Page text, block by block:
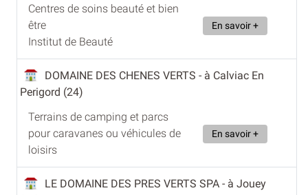
Centres de soins beauté et bien
être
Institut de Beauté
En savoir +
DOMAINE DES CHENES VERTS - à Calviac En
Perigord (24)
Terrains de camping et parcs
pour caravanes ou véhicules de
loisirs
En savoir +
LE DOMAINE DES PRES VERTS SPA - à Jouey